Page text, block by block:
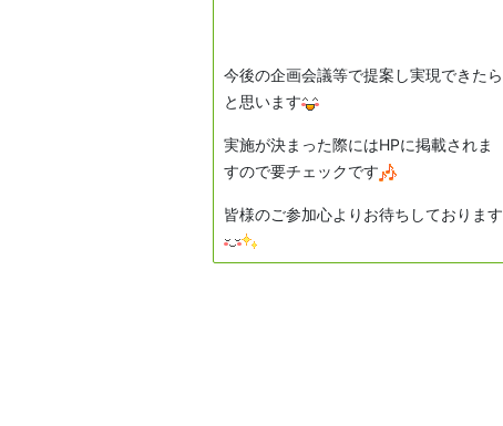
今後の企画会議等で提案し実現できたら
と思います
実施が決まった際にはHPに掲載されま
すので要チェックです
皆様のご参加心よりお待ちしております